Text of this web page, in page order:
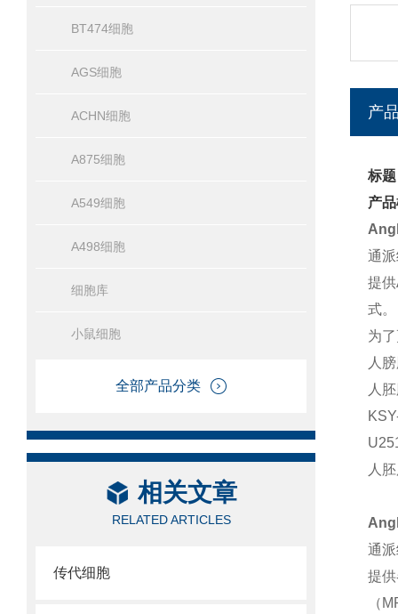
BT474细胞
AGS细胞
ACHN细胞
A875细胞
A549细胞
A498细胞
细胞库
小鼠细胞
全部产品分类
相关文章
RELATED ARTICLES
传代细胞
产
标
产
通
提
式。
为
人
人
人
通
提
（